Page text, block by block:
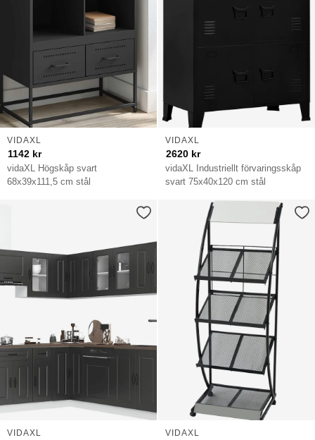
vidaXL Högskåp svart
68x39x111,5 cm stål
VIDAXL
1142 kr
vidaXL Industriellt förvaringsskåp
svart 75x40x120 cm stål
VIDAXL
2620 kr
VIDAXL VIDAXL